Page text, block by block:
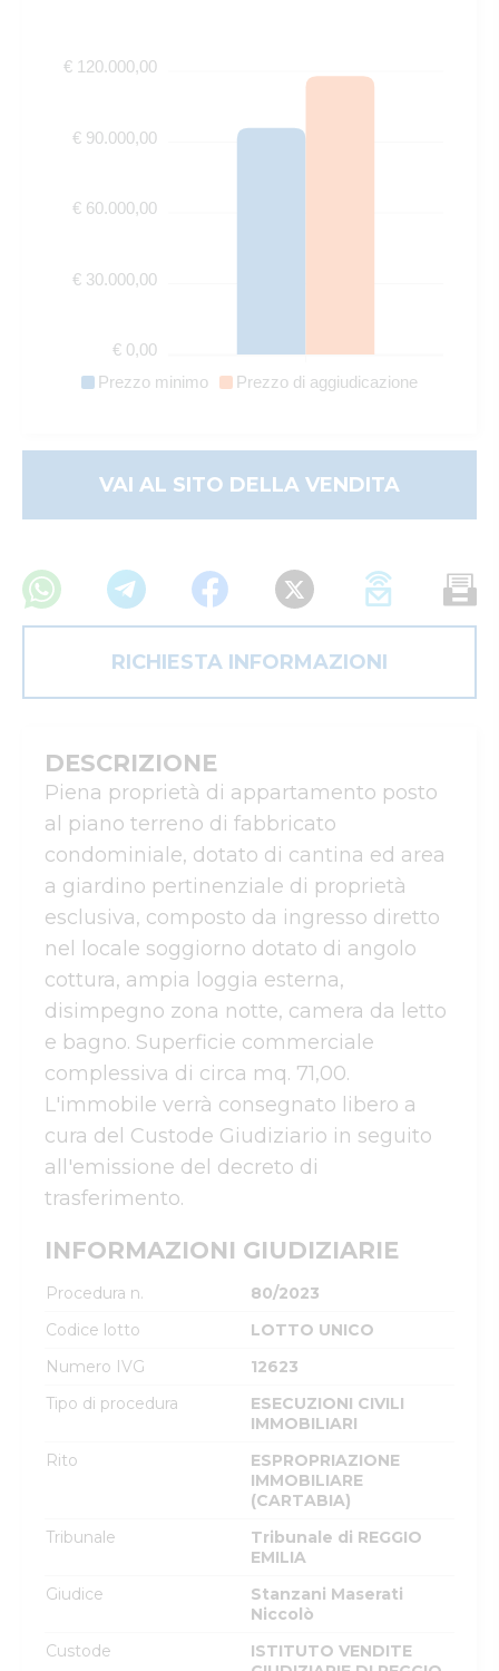
Prezzo minimo Prezzo di aggiudicazione
€ 120.000,00
€ 90.000,00
€ 60.000,00
€ 30.000,00
€ 0,00
VAI AL SITO DELLA VENDITA
RICHIESTA INFORMAZIONI
DESCRIZIONE
Piena proprietà di appartamento posto
al piano terreno di fabbricato
condominiale, dotato di cantina ed area
a giardino pertinenziale di proprietà
esclusiva, composto da ingresso diretto
nel locale soggiorno dotato di angolo
cottura, ampia loggia esterna,
disimpegno zona notte, camera da letto
e bagno. Superficie commerciale
complessiva di circa mq. 71,00.
L'immobile verrà consegnato libero a
cura del Custode Giudiziario in seguito
all'emissione del decreto di
trasferimento.
INFORMAZIONI GIUDIZIARIE
Procedura n.
80/2023
Codice lotto
LOTTO UNICO
Numero IVG
12623
Tipo di procedura
ESECUZIONI CIVILI
IMMOBILIARI
Rito
ESPROPRIAZIONE
IMMOBILIARE
(CARTABIA)
Tribunale
Tribunale di REGGIO
EMILIA
Giudice
Stanzani Maserati
Niccolò
Custode
ISTITUTO VENDITE